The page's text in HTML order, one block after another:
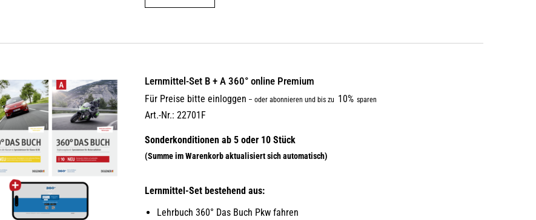
Lernmittel-Set B + A 360° online Premium
Für Preise bitte einloggen – oder abonnieren und bis zu 10% sparen
Art.-Nr.: 22701F
Lernmittel-Set bestehend aus:
Lehrbuch 360° Das Buch Pkw fahren